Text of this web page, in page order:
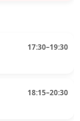
17:30–19:30
18:15–20:30